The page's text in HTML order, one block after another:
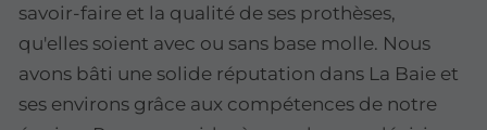
savoir-faire et la qualité de ses prothèses,
qu'elles soient avec ou sans base molle. Nous
avons bâti une solide réputation dans La Baie et
ses environs grâce aux compétences de notre